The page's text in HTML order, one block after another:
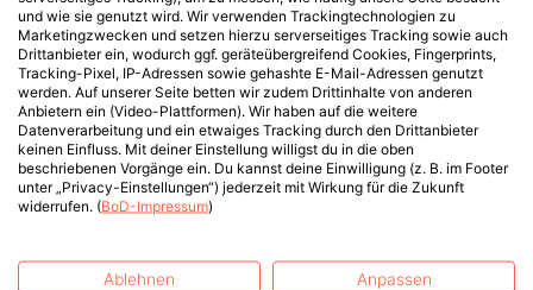
und wie sie genutzt wird. Wir verwenden Trackingtechnologien zu
Marketingzwecken und setzen hierzu serverseitiges Tracking sowie auch
Drittanbieter ein, wodurch ggf. geräteübergreifend Cookies, Fingerprints,
Tracking-Pixel, IP-Adressen sowie gehashte E-Mail-Adressen genutzt
werden. Auf unserer Seite betten wir zudem Drittinhalte von anderen
Anbietern ein (Video-Plattformen). Wir haben auf die weitere
Datenverarbeitung und ein etwaiges Tracking durch den Drittanbieter
keinen Einfluss. Mit deiner Einstellung willigst du in die oben
beschriebenen Vorgänge ein. Du kannst deine Einwilligung (z. B. im Footer
unter „Privacy-Einstellungen“) jederzeit mit Wirkung für die Zukunft
widerrufen. (BoD-Impressum)
Ablehnen Anpassen